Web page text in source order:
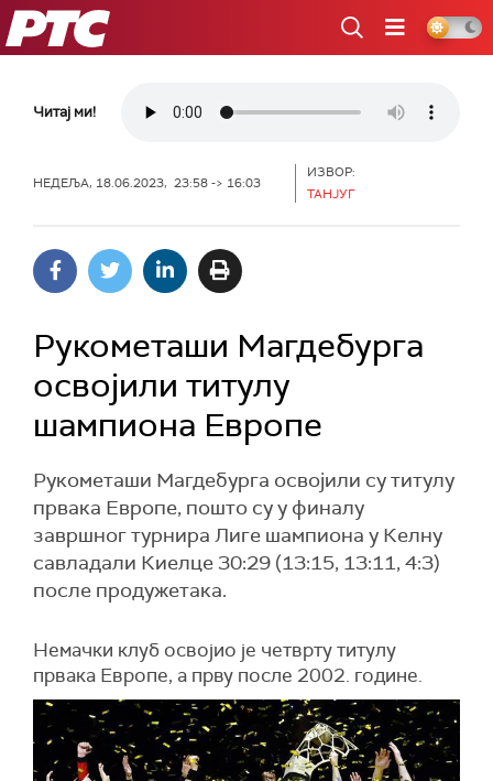
РТС
Читај ми!
НЕДЕЉА, 18.06.2023, 23:58 -> 16:03
ИЗВОР:
ТАНЈУГ
Рукометаши Магдебурга
освојили титулу
шампиона Европе
Рукометаши Магдебурга освојили су титулу
првака Европе, пошто су у финалу
завршног турнира Лиге шампиона у Келну
савладали Киелце 30:29 (13:15, 13:11, 4:3)
после продужетака.
Немачки клуб освојио је четврту титулу
првака Европе, а прву после 2002. године.